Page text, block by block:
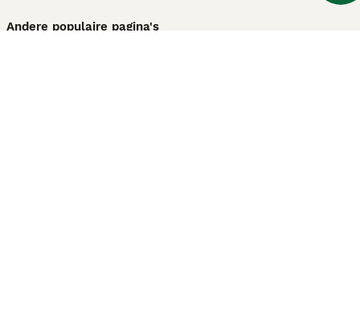
Andere populaire pagina's